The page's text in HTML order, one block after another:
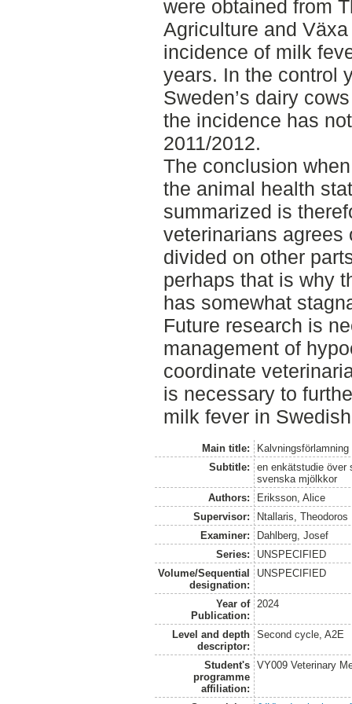
were obtained from
Agriculture and
incidence of milk
years. In the control
Sweden’s dairy
the incidence has
2011/2012.
The conclusion
the animal health
summarized is
veterinarians agrees
divided on other
perhaps that is why
has somewhat
Future research is
management of
coordinate
is necessary to
milk fever in
Main title:
Subtitle:
en enkätstudie över
svenska mjölkkor
Authors:
Eriksson, Alice
Supervisor:
Ntallaris, Theodoros
Examiner:
Dahlberg, Josef
Series:
UNSPECIFIED
Volume/Sequential
designation:
UNSPECIFIED
Year of
Publication:
2024
Level and depth
descriptor:
Second cycle, A2E
Student's
programme
affiliation:
VY009 Veterinary